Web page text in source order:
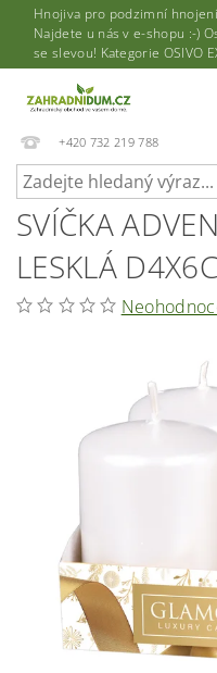
Hnojiva pro podzimní
Najdete u nás v e-shopu :-)
se slevou! Kategorie OSIVO
+420 732 219 788
SVÍČKA
LESKLÁ